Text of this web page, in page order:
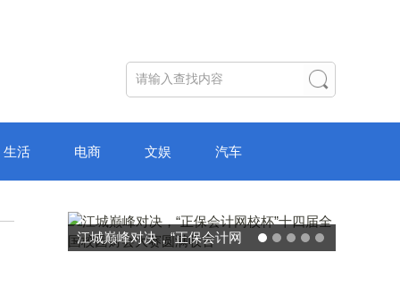
生活 电商 文娱 汽车
破局“纸面教育”：理想树AI自